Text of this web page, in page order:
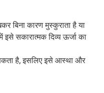
बिना कारण मुस्कुराता है या
इसे सकारात्मक दिव्य ऊर्जा का
है, इसलिए इसे आस्था और